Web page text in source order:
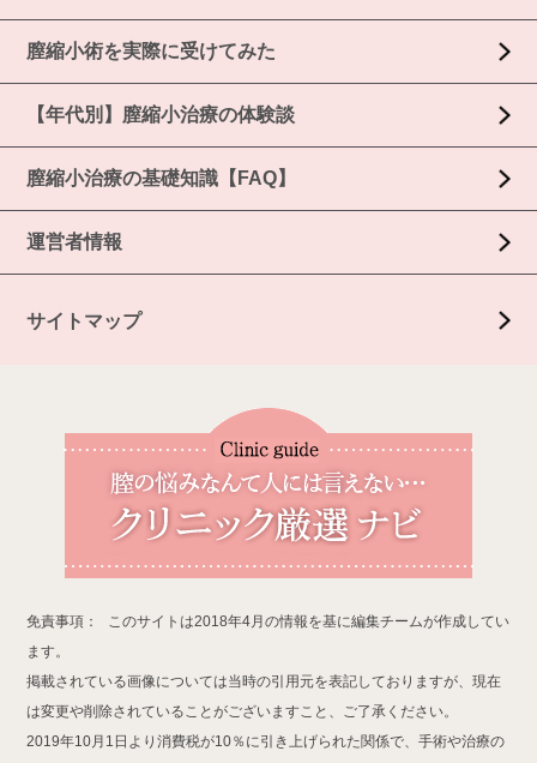
膣縮小術を実際に受けてみた
【年代別】膣縮小治療の体験談
膣縮小治療の基礎知識【FAQ】
運営者情報
サイトマップ
免責事項：
このサイトは2018年4月の情報を基に編集チームが作成してい
ます。
掲載されている画像については当時の引用元を表記しておりますが、現在
は変更や削除されていることがございますこと、ご了承ください。
2019年10月1日より消費税が10％に引き上げられた関係で、手術や治療の